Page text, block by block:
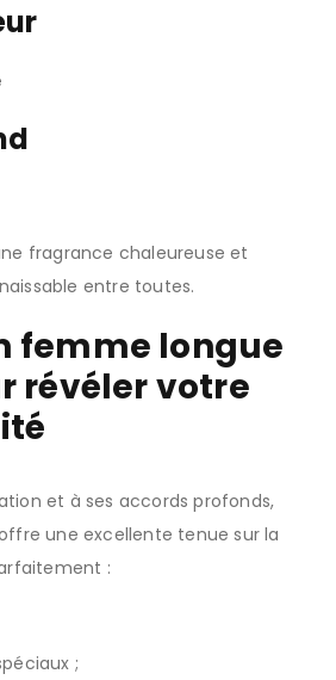
fragrance chaleureuse et
entre toutes.
femme longue
révéler votre
et à ses accords profonds,
une excellente tenue sur la
:
;